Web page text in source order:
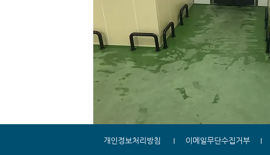
개인정보처리방침 I 이메일무단수집거부 I